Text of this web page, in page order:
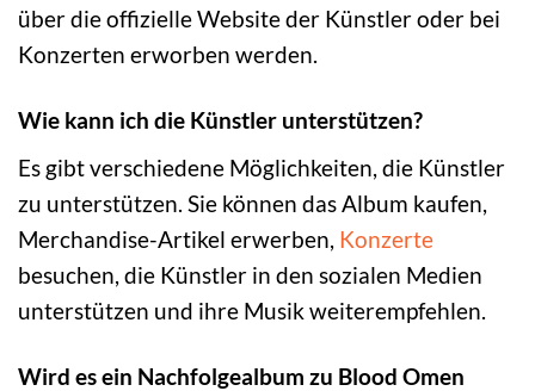
über die offizielle Website der Künstler oder bei
Konzerten erworben werden.
Wie kann ich die Künstler unterstützen?
Es gibt verschiedene Möglichkeiten, die Künstler
zu unterstützen. Sie können das Album kaufen,
Merchandise-Artikel erwerben, Konzerte
besuchen, die Künstler in den sozialen Medien
unterstützen und ihre Musik weiterempfehlen.
Wird es ein Nachfolgealbum zu Blood Omen